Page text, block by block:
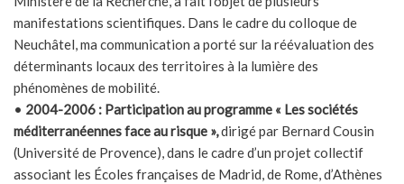
manifestations scientifiques. Dans le cadre du colloque de
Neuchâtel, ma communication a porté sur la réévaluation des
déterminants locaux des territoires à la lumière des
phénomènes de mobilité.
• 2004-2006 : Participation au programme « Les sociétés
méditerranéennes face au risque »,dirigé par Bernard Cousin
(Université de Provence), dans le cadre d’un projet collectif
associant les Écoles françaises de Madrid, de Rome, d’Athènes